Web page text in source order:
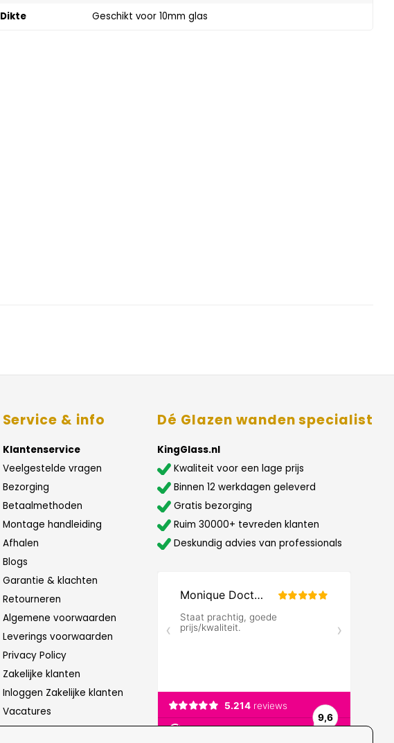
Dikte
Geschikt voor 10mm glas
Service & info
Klantenservice
Veelgestelde vragen
Bezorging
Betaalmethoden
Montage handleiding
Afhalen
Blogs
Garantie & klachten
Retourneren
Algemene voorwaarden
Leverings voorwaarden
Privacy Policy
Zakelijke klanten
Inloggen Zakelijke klanten
Vacatures
Dé Glazen wanden specialist
KingGlass.nl
Kwaliteit voor een lage prijs
Binnen 12 werkdagen geleverd
Gratis bezorging
Ruim 30000+ tevreden klanten
Deskundig advies van professionals